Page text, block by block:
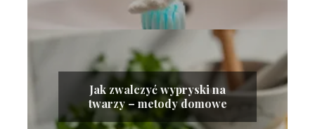
Jak zwalczyć wypryski na
twarzy – metody domowe